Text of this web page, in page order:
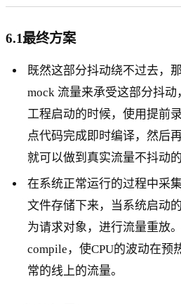
6.1最终方案
既然这部分抖动绕不过去，
mock 流量来承受这部分抖
工程启动的时候，使用提前
点代码完成即时编译，然后
就可以做到真实流量不抖动的
在系统正常运行的过程中采
文件存储下来，当系统启动
为请求对象，进行流量重放
compile，使CPU的波动在预
常的线上的流量。